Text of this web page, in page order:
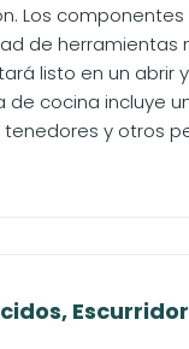
Los componentes
de
listo en un abrir
cocina incluye
y otros